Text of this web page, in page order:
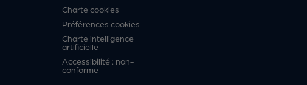
Charte cookies
Préférences cookies
Charte intelligence
artificielle
Accessibilité : non-
conforme